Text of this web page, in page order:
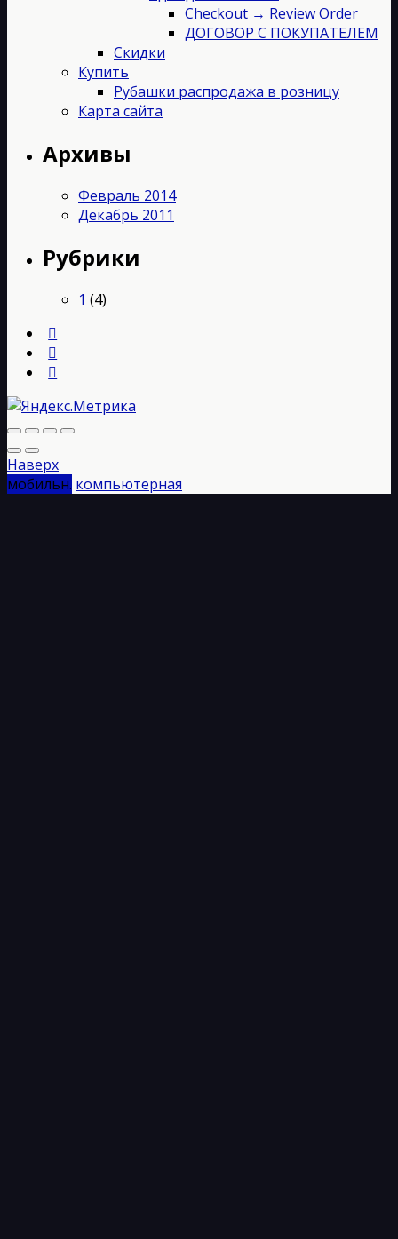
Checkout → Review Order
ДОГОВОР С ПОКУПАТЕЛЕМ
Скидки
Купить
Рубашки распродажа в розницу
Карта сайта
Архивы
Февраль 2014
Декабрь 2011
Рубрики
1 (4)
Наверх
мобильн. компьютерная